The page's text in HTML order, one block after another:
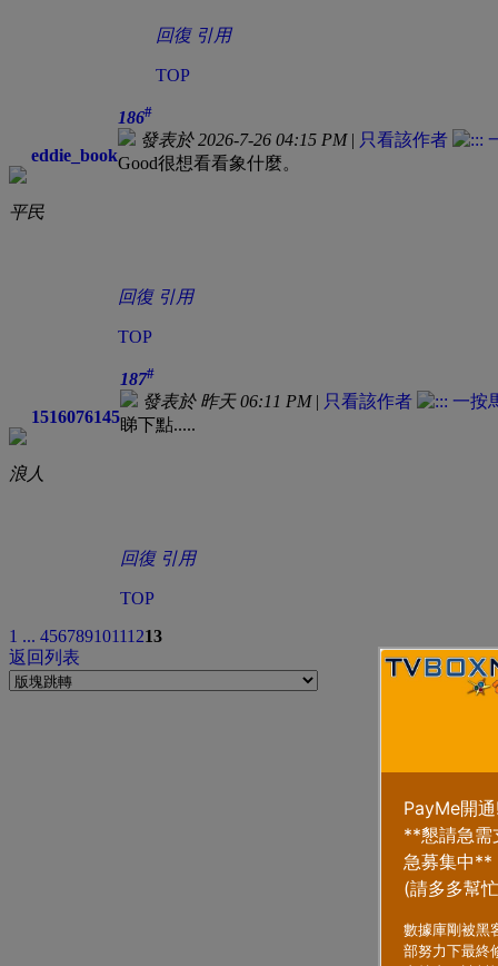
回復 引用
TOP
eddie_book
平民
186#
發表於 2026-7-26 04:15 PM| 只看該作者
Good很想看看象什麼。
回復 引用
TOP
1516076145
浪人
187#
發表於 昨天 06:11 PM| 只看該作者
睇下點.....
回復 引用
TOP
1 ... 45678910111213
返回列表